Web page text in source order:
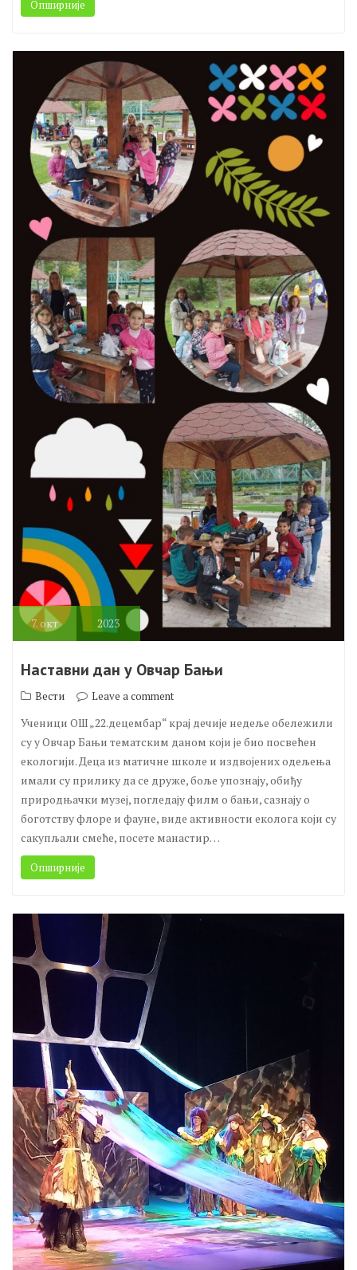
манастир Жичу.
Опширније
7.окт 2023
Наставни дан у Овчар Бањи
Вести Leave a comment
Ученици ОШ „22.децембар“ крај дечије недеље обележили
су у Овчар Бањи тематским даном који је био посвећен
екологији. Деца из матичне школе и издвојених одељења
имали су прилику да се друже, боље упознају, обиђу
природњачки музеј, погледају филм о бањи, сазнају о
боготству флоре и фауне, виде активности еколога који су
сакупљали смеће, посете манастир…
Опширније